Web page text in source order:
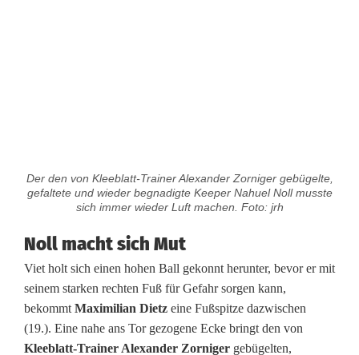
Der den von Kleeblatt-Trainer Alexander Zorniger gebügelte,
gefaltete und wieder begnadigte Keeper Nahuel Noll musste
sich immer wieder Luft machen. Foto: jrh
Noll macht sich Mut
Viet holt sich einen hohen Ball gekonnt herunter, bevor er mit
seinem starken rechten Fuß für Gefahr sorgen kann,
bekommt Maximilian Dietz eine Fußspitze dazwischen
(19.). Eine nahe ans Tor gezogene Ecke bringt den von
Kleeblatt-Trainer Alexander Zorniger gebügelten,